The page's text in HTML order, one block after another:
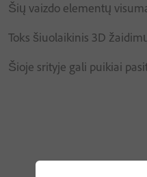
Šių vaizdo elementų
Toks šiuolaikinis 3D
Šioje srityje gali puikiai